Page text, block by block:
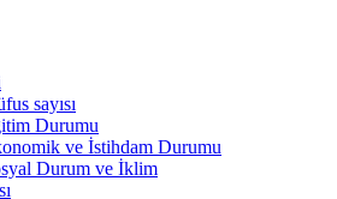
sayısı
Durumu
ve İstihdam Durumu
Durum ve İklim